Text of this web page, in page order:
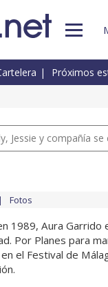
Próximos
Jessie y compañía
Fotos
1989, Aura
Por Planes para
el Festival de